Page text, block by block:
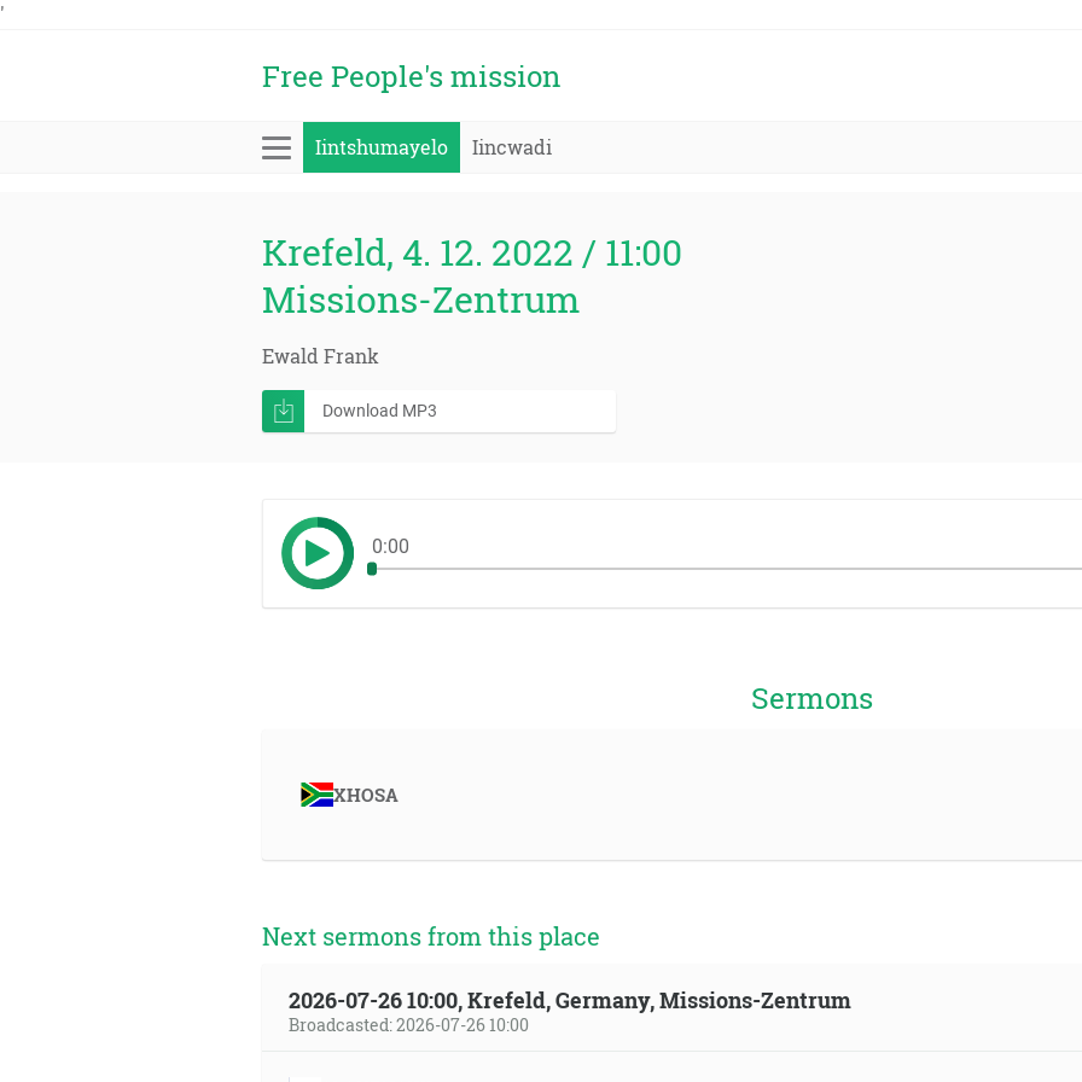
'
Free People's mission
Iintshumayelo Iincwadi
Krefeld, 4. 12. 2022 / 11:00
Missions-Zentrum
Ewald Frank
Download MP3
0:00
Sermons
XHOSA
Next sermons from this place
2026-07-26 10:00, Krefeld, Germany, Missions-Zentrum
Broadcasted: 2026-07-26 10:00